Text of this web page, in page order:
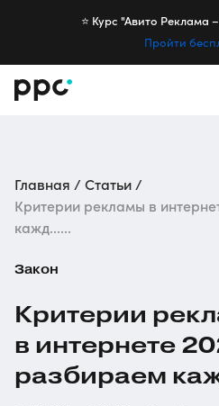
⭐️ Курс "Авито Реклама
Пройти
Главная
Статьи
Критерии рекламы в
кажд......
Закон
Критерии
в интернете
разбираем